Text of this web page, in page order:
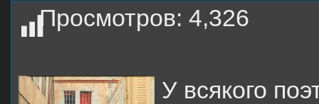
Просмотров: 4,326
У всякого